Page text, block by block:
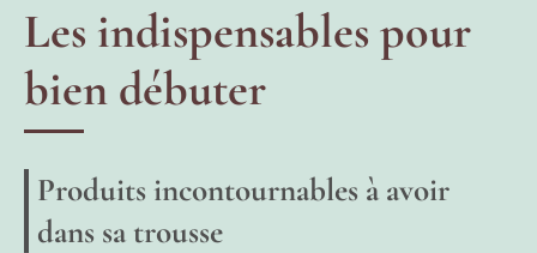
Les indispensables pour
bien débuter
Produits incontournables à avoir
dans sa trousse